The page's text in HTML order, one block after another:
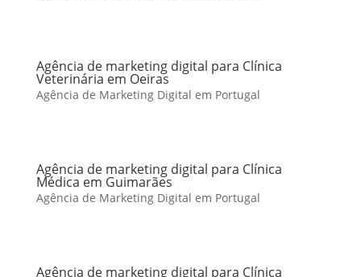
Agência de marketing digital para Clínica
Veterinária em Oeiras
Agência de Marketing Digital em Portugal
Agência de marketing digital para Clínica
Médica em Guimarães
Agência de Marketing Digital em Portugal
Agência de marketing digital para Clínica